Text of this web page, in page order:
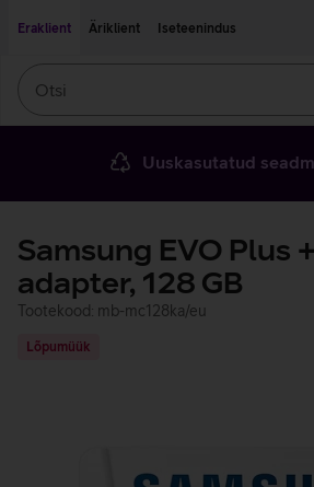
Eraklient
Äriklient Iseteenindus
Uuskasutatud
Samsung EVO Plus
adapter, 128 GB
Tootekood: mb-mc128ka/eu
Lõpumüük